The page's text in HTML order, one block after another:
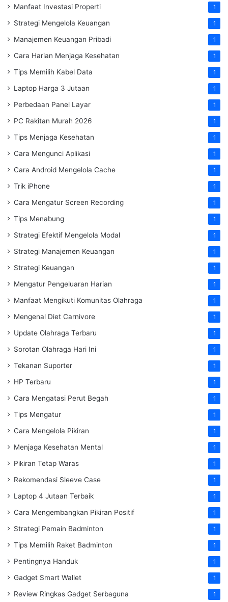
Manfaat Investasi Properti 1
Strategi Mengelola Keuangan 1
Manajemen Keuangan Pribadi 1
Cara Harian Menjaga Kesehatan 1
Tips Memilih Kabel Data 1
Laptop Harga 3 Jutaan 1
Perbedaan Panel Layar 1
PC Rakitan Murah 2026 1
Tips Menjaga Kesehatan 1
Cara Mengunci Aplikasi 1
Cara Android Mengelola Cache 1
Trik iPhone 1
Cara Mengatur Screen Recording 1
Tips Menabung 1
Strategi Efektif Mengelola Modal 1
Strategi Manajemen Keuangan 1
Strategi Keuangan 1
Mengatur Pengeluaran Harian 1
Manfaat Mengikuti Komunitas Olahraga 1
Mengenal Diet Carnivore 1
Update Olahraga Terbaru 1
Sorotan Olahraga Hari Ini 1
Tekanan Suporter 1
HP Terbaru 1
Cara Mengatasi Perut Begah 1
Tips Mengatur 1
Cara Mengelola Pikiran 1
Menjaga Kesehatan Mental 1
Pikiran Tetap Waras 1
Rekomendasi Sleeve Case 1
Laptop 4 Jutaan Terbaik 1
Cara Mengembangkan Pikiran Positif 1
Strategi Pemain Badminton 1
Tips Memilih Raket Badminton 1
Pentingnya Handuk 1
Gadget Smart Wallet 1
Review Ringkas Gadget Serbaguna 1